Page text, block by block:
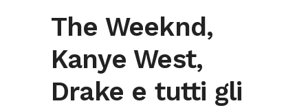
The Weeknd,
Kanye West,
Drake e tutti gli